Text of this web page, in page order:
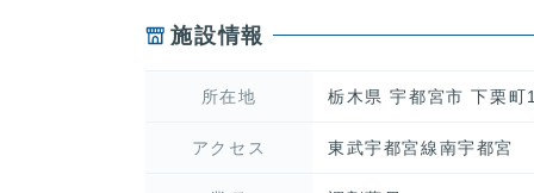
施設情報
所在地 栃木県 宇都宮市 下栗
アクセス 東武宇都宮線南宇都宮